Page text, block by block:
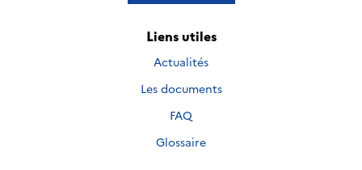
Liens utiles
Actualités
Les documents
FAQ
Glossaire